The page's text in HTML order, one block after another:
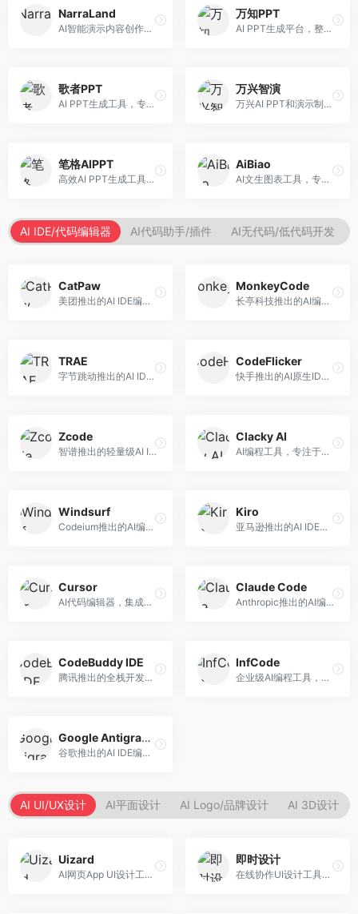
NarraLand
AI智能演示内容创作平台，专注于叙事演示。面向内容创作者，提供故事创作、演示生成、动画设计等服务，演示内容生动有趣。
万知PPT
AI PPT生成平台，整合知识库与创作功能。面向职场人士，支持内容检索、PPT生成、设计优化等服务，知识整合能力强。
歌者PPT
AI PPT生成工具，专注于演示文稿智能创作。面向职场人士，支持主题输入、内容生成、设计美化等功能，PPT制作效率高。
万兴智演
万兴AI PPT和演示制作软件，整合视频演示功能。面向职场人士和教育工作者，提供PPT生成、演示录制、视频制作等服务，演示功能完善。
笔格AIPPT
高效AI PPT生成工具，专注于演示文稿智能创作。面向职场人士，支持主题输入、内容生成、设计美化等功能，PPT制作效率高。
AiBiao
AI文生图表工具，专注于数据可视化展示。面向数据分析师和职场人士，提供图表生成、数据可视化、PPT嵌入等服务，数据展示专业。
AI IDE/代码编辑器 AI代码助手/插件 AI无代码/低代码开发
CatPaw
美团推出的AI IDE编程工具，专注于本地开发生态。面向开发者，提供智能代码补全、代码生成、项目管理等服务，本地开发体验好。
MonkeyCode
长亭科技推出的AI编程助手，专注于安全开发。面向开发者，提供代码生成、安全检测、漏洞修复等服务，安全开发能力强。
TRAE
字节跳动推出的AI IDE编程工具，深度集成大模型能力。面向开发者，提供智能代码补全、代码解释、重构优化等服务，编程效率显著提升。
CodeFlicker
快手推出的AI原生IDE，专注于短视频相关开发。面向快手生态开发者，提供代码生成、调试辅助等服务，与快手开发生态深度整合。
Zcode
智谱推出的轻量级AI IDE，基于GLM模型。面向开发者，提供智能代码补全、代码生成、错误检测等服务，中文编程支持好。
Clacky AI
AI编程工具，专注于代码智能生成与优化。面向开发者，提供代码生成、代码重构、错误修复等服务，编程效率高。
Windsurf
Codeium推出的AI编程工具，专注于代码智能辅助。面向开发者，提供代码补全、代码生成、代码解释等服务，多语言支持完善。
Kiro
亚马逊推出的AI IDE，深度整合AWS云服务。面向AWS开发者，提供代码生成、云服务集成、部署自动化等服务，与AWS生态无缝衔接。
Cursor
AI代码编辑器，集成GPT-4模型，专注于智能编程辅助。面向开发者，提供代码生成、代码解释、错误修复等服务，编程体验流畅，开发效率高。
Claude Code
Anthropic推出的AI编程工具，基于Claude模型。面向开发者，提供代码生成、代码审查、调试辅助等服务，代码质量高，推理能力强。
CodeBuddy IDE
腾讯推出的全栈开发AI IDE，整合腾讯云服务。面向开发者，提供代码生成、调试辅助、部署服务等功能，与腾讯云生态深度整合。
InfCode
企业级AI编程工具，专注于团队协作开发。面向企业开发团队，提供代码生成、代码审查、团队协作等服务，企业级功能完善。
Google Antigravity
谷歌推出的AI IDE编程智能体，整合Google Cloud服务。面向谷歌生态开发者，提供智能编程辅助、云服务集成等功能。
AI UI/UX设计 AI平面设计 AI Logo/品牌设计 AI 3D设计
Uizard
AI网页App UI设计工具，专注于快速界面生成。面向产品经理和设计师，提供线框图转UI、界面生成、设计优化等服务，设计速度快。
即时设计
在线协作UI设计工具，整合AI设计功能。面向设计师和产品团队，提供界面设计、原型制作、设计资源库等服务，国产协作设计平台。